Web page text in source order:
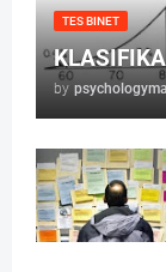
TES BINET
by